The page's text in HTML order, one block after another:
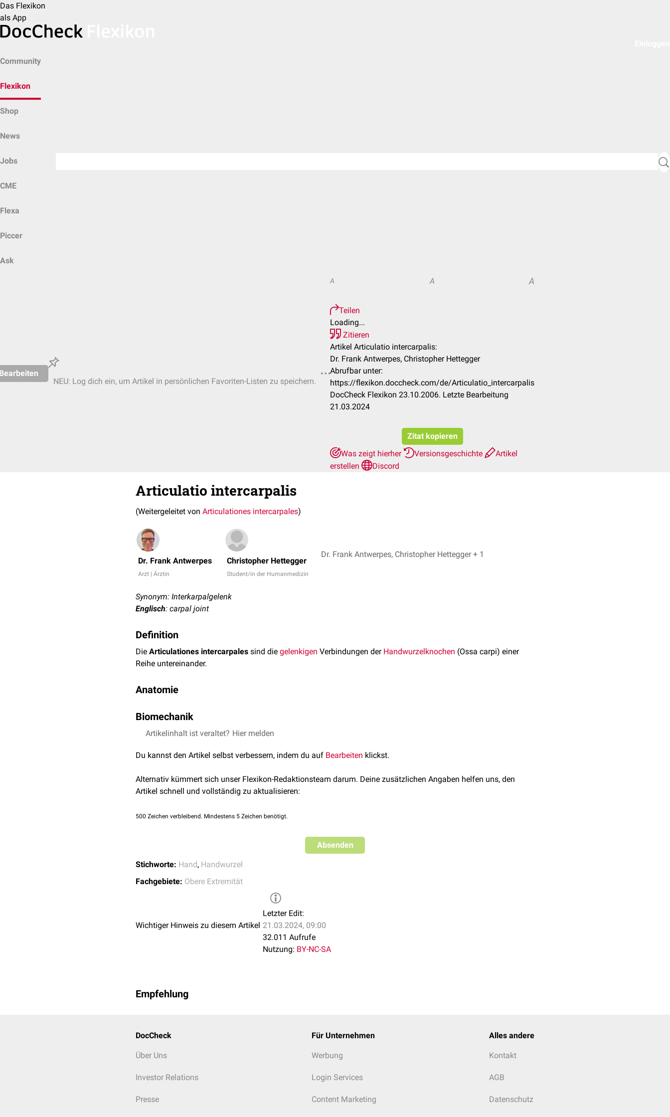
Das Flexikon
als App
Community
Flexikon
Shop
News
Jobs
CME
Flexa
Piccer
Ask
NEU: Log dich ein, um Artikel in persönlichen Favoriten-Listen zu speichern.
A A A
Teilen
Loading...
Zitieren
Artikel Articulatio intercarpalis:
Dr. Frank Antwerpes, Christopher Hettegger
Abrufbar unter:
https://flexikon.doccheck.com/de/Articulatio_intercarpalis
DocCheck Flexikon 23.10.2006. Letzte Bearbeitung
21.03.2024
Zitat kopieren
Was zeigt hierher
Versionsgeschichte
Artikel
erstellen
Discord
Articulatio intercarpalis
(Weitergeleitet von Articulationes intercarpales)
Dr. Frank Antwerpes
Arzt | Ärztin
Christopher Hettegger
Student/in der Humanmedizin
Dr. Frank Antwerpes, Christopher Hettegger + 1
Synonym: Interkarpalgelenk
Englisch: carpal joint
Definition
Die Articulationes intercarpales sind die gelenkigen Verbindungen der Handwurzelknochen (Ossa carpi) einer
Reihe untereinander.
Anatomie
sind, dass sie kaum beweglich sind.
Biomechanik
Bei den Articulationes intercarpales handelt es sich - wie bei den
die Beweglichkeit des benachbarten Hauptgelenks (Handgelenk) steigern.
Artikelinhalt ist veraltet? Hier melden
Du kannst den Artikel selbst verbessern, indem du auf Bearbeiten klickst.
Alternativ kümmert sich unser Flexikon-Redaktionsteam darum. Deine zusätzlichen Angaben helfen uns, den
Artikel schnell und vollständig zu aktualisieren:
500 Zeichen verbleibend. Mindestens 5 Zeichen benötigt.
Absenden
Stichworte: Hand, Handwurzel
Fachgebiete: Obere Extremität
Wichtiger Hinweis zu diesem Artikel
Letzter Edit:
21.03.2024, 09:00
32.011 Aufrufe
Nutzung: BY-NC-SA
Empfehlung
DocCheck
Über Uns
Investor Relations
Presse
Für Unternehmen
Werbung
Login Services
Content Marketing
Alles andere
Kontakt
AGB
Datenschutz